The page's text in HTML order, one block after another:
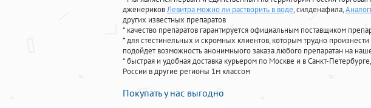
дженериковЛевитра можно ли растворить в воде, силденафила,
других известных препаратов
* качество препаратов гарантируется официальным поставщиком
* для стестинельных и скромных клиентов, которым трудно
подойдет возможность анонимныого заказа любого препаратан на
* быстрая и удобная доставка курьером по Москве и в Санкт-
России в другие регионы 1м классом
Покупать у нас выгодно